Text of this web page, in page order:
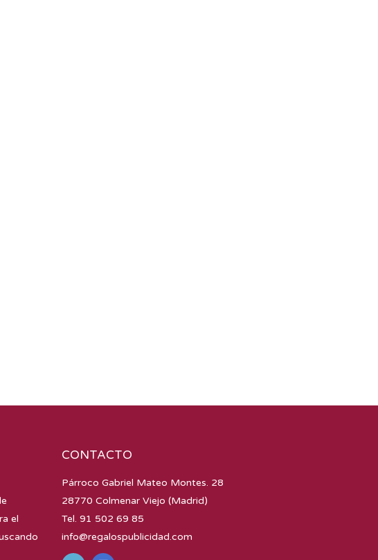
el
CONTACTO
Párroco Gabriel Mateo Montes. 28
28770 Colmenar Viejo (Madrid)
Tel. 91 502 69 85
info@regalospublicidad.com